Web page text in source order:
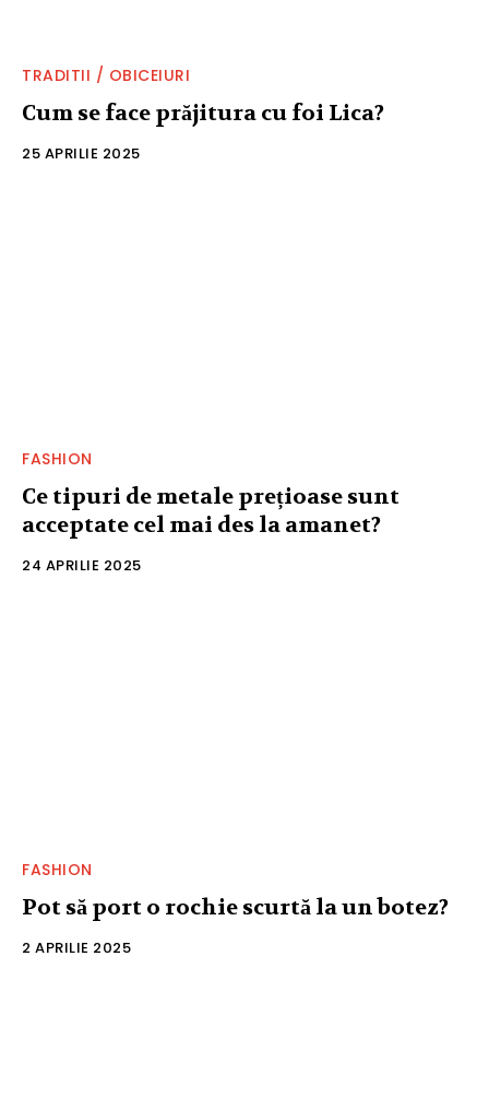
TRADITII / OBICEIURI
Cum se face prăjitura cu foi Lica?
25 APRILIE 2025
FASHION
Ce tipuri de metale prețioase sunt
acceptate cel mai des la amanet?
24 APRILIE 2025
FASHION
Pot să port o rochie scurtă la un botez?
2 APRILIE 2025